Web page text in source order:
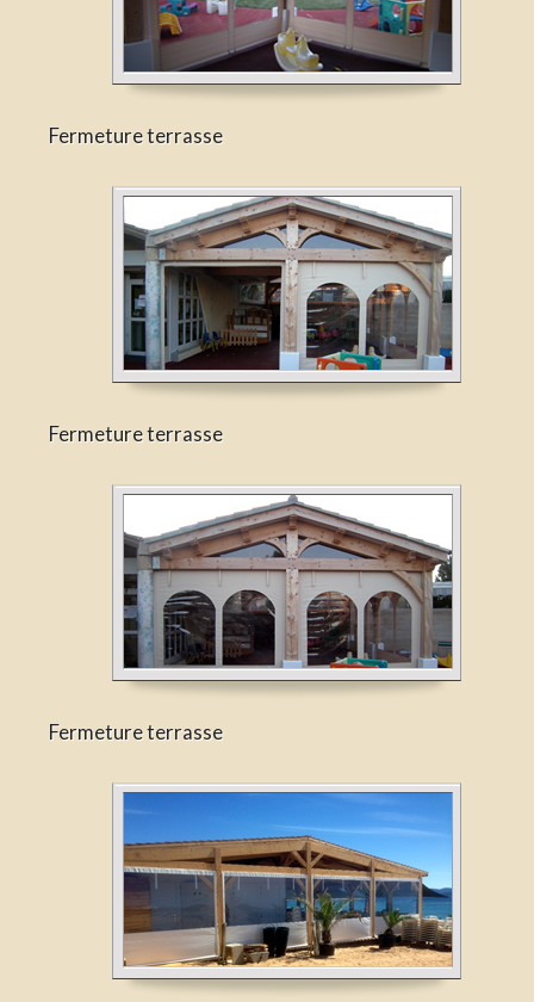
Fermeture terrasse
Fermeture terrasse
Fermeture terrasse